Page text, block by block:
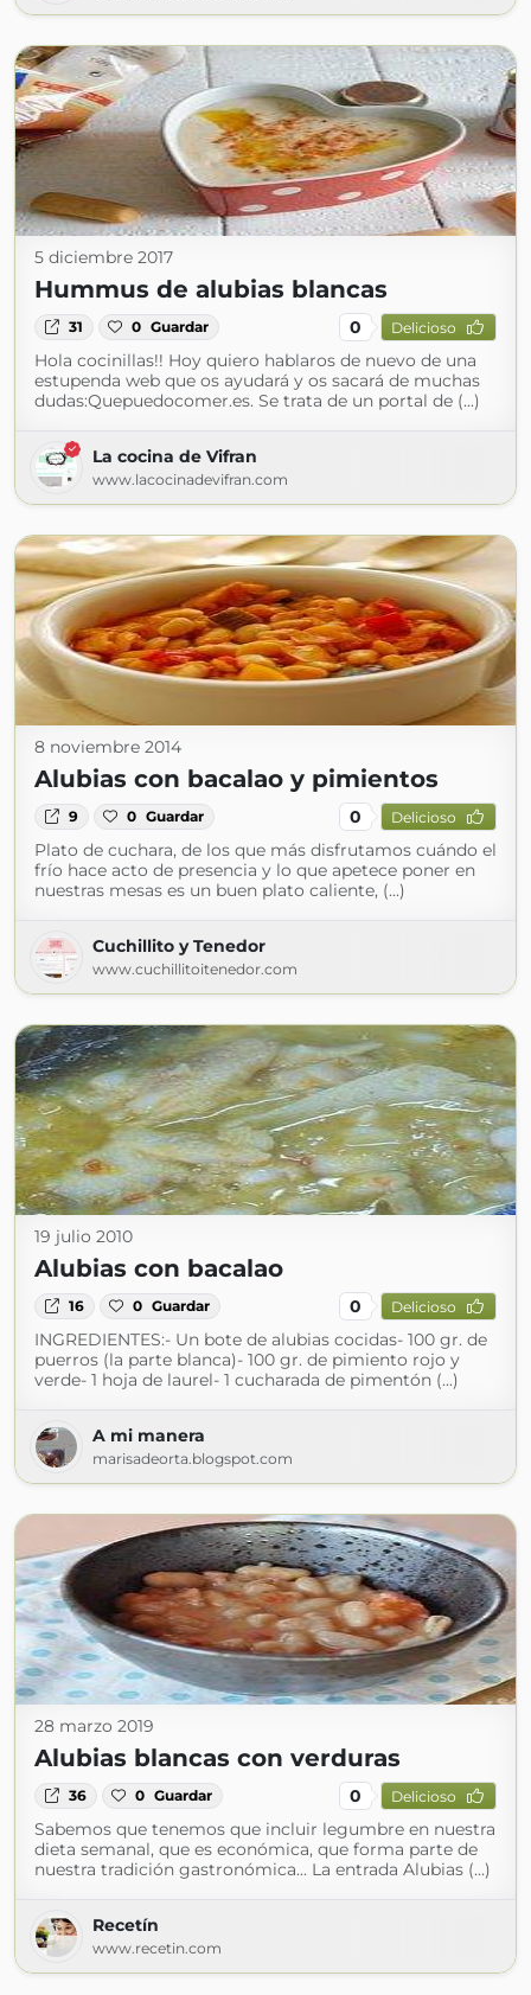
5 diciembre 2017
Hummus de alubias blancas
31 0 Guardar 0 Delicioso
Hola cocinillas!! Hoy quiero hablaros de nuevo de una
estupenda web que os ayudará y os sacará de muchas
dudas:Quepuedocomer.es. Se trata de un portal de (...)
La cocina de Vifran
www.lacocinadevifran.com
8 noviembre 2014
Alubias con bacalao y pimientos
9 0 Guardar 0 Delicioso
Plato de cuchara, de los que más disfrutamos cuándo el
frío hace acto de presencia y lo que apetece poner en
nuestras mesas es un buen plato caliente, (...)
Cuchillito y Tenedor
www.cuchillitoitenedor.com
19 julio 2010
Alubias con bacalao
16 0 Guardar 0 Delicioso
INGREDIENTES:- Un bote de alubias cocidas- 100 gr. de
puerros (la parte blanca)- 100 gr. de pimiento rojo y
verde- 1 hoja de laurel- 1 cucharada de pimentón (...)
A mi manera
marisadeorta.blogspot.com
28 marzo 2019
Alubias blancas con verduras
36 0 Guardar 0 Delicioso
Sabemos que tenemos que incluir legumbre en nuestra
dieta semanal, que es económica, que forma parte de
nuestra tradición gastronómica... La entrada Alubias (...)
Recetín
www.recetin.com